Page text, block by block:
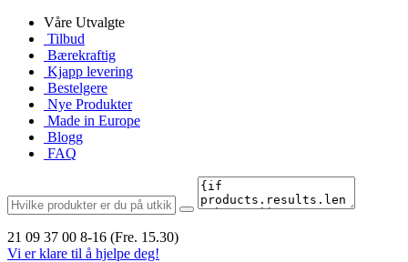
Våre Utvalgte
Tilbud
Bærekraftig
Kjapp levering
Bestelgere
Nye Produkter
Made in Europe
Blogg
FAQ
21 09 37 00 8-16 (Fre. 15.30)
Vi er klare til å hjelpe deg!